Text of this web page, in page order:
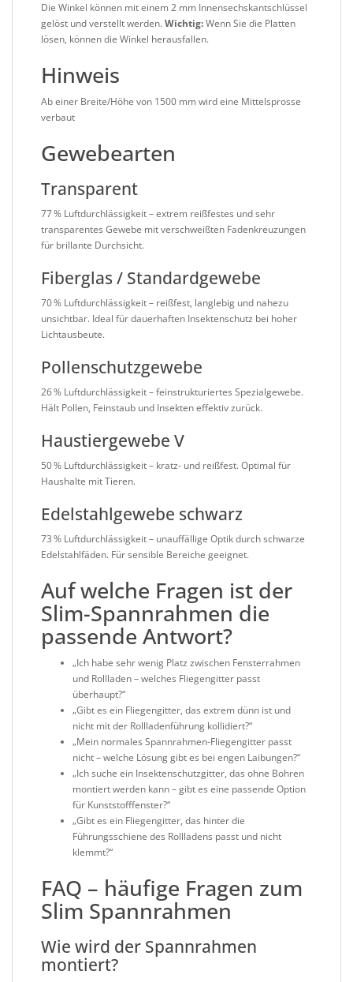
Die Winkel können mit einem 2 mm Innensechskantschlüssel
gelöst und verstellt werden.Wichtig:Wenn Sie die Platten
lösen, können die Winkel herausfallen.
Hinweis
Ab einer Breite/Höhe von 1500 mm wird eine Mittelsprosse
verbaut
Gewebearten
Transparent
77 % Luftdurchlässigkeit – extrem reißfestes und sehr
transparentes Gewebe mit verschweißten Fadenkreuzungen
für brillante Durchsicht.
Fiberglas / Standardgewebe
70 % Luftdurchlässigkeit – reißfest, langlebig und nahezu
unsichtbar. Ideal für dauerhaften Insektenschutz bei hoher
Lichtausbeute.
Pollenschutzgewebe
26 % Luftdurchlässigkeit – feinstrukturiertes Spezialgewebe.
Hält Pollen, Feinstaub und Insekten effektiv zurück.
Haustiergewebe V
50 % Luftdurchlässigkeit – kratz- und reißfest. Optimal für
Haushalte mit Tieren.
Edelstahlgewebe schwarz
73 % Luftdurchlässigkeit – unauffällige Optik durch schwarze
Edelstahlfäden. Für sensible Bereiche geeignet.
Auf welche Fragen ist der
Slim-Spannrahmen die
passende Antwort?
„Ich habe sehr wenig Platz zwischen Fensterrahmen
und Rollladen – welches Fliegengitter passt
überhaupt?“
„Gibt es ein Fliegengitter, das extrem dünn ist und
nicht mit der Rollladenführung kollidiert?“
„Mein normales Spannrahmen-Fliegengitter passt
nicht – welche Lösung gibt es bei engen Laibungen?“
„Ich suche ein Insektenschutzgitter, das ohne Bohren
montiert werden kann – gibt es eine passende Option
für Kunststofffenster?“
„Gibt es ein Fliegengitter, das hinter die
Führungsschiene des Rollladens passt und nicht
klemmt?“
FAQ – häufige Fragen zum
Slim Spannrahmen
Wie wird der Spannrahmen
montiert?